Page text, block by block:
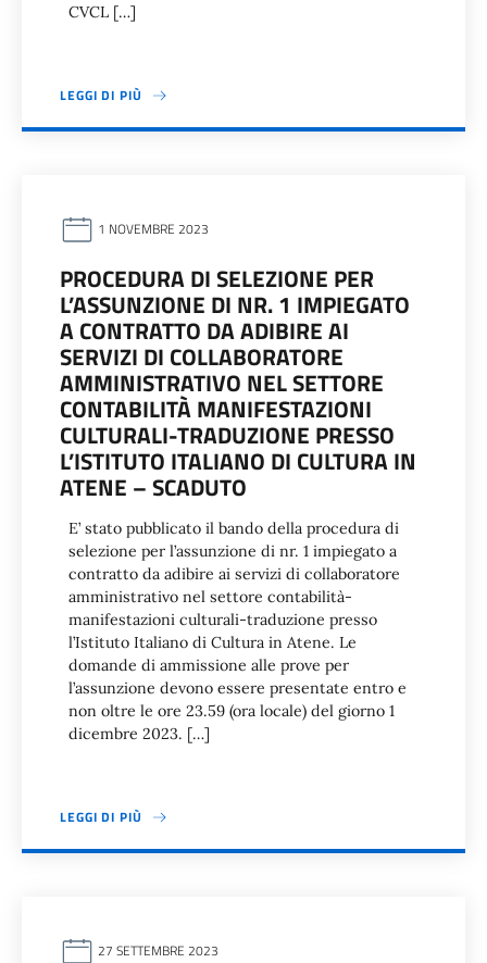
CVCL […]
LEGGI DI PIÙ
1 NOVEMBRE 2023
PROCEDURA DI SELEZIONE PER
L’ASSUNZIONE DI NR. 1 IMPIEGATO
A CONTRATTO DA ADIBIRE AI
SERVIZI DI COLLABORATORE
AMMINISTRATIVO NEL SETTORE
CONTABILITÀ MANIFESTAZIONI
CULTURALI-TRADUZIONE PRESSO
L’ISTITUTO ITALIANO DI CULTURA IN
ATENE – SCADUTO
E’ stato pubblicato il bando della procedura di
selezione per l’assunzione di nr. 1 impiegato a
contratto da adibire ai servizi di collaboratore
amministrativo nel settore contabilità-
manifestazioni culturali-traduzione presso
l’Istituto Italiano di Cultura in Atene. Le
domande di ammissione alle prove per
l’assunzione devono essere presentate entro e
non oltre le ore 23.59 (ora locale) del giorno 1
dicembre 2023. […]
LEGGI DI PIÙ
27 SETTEMBRE 2023